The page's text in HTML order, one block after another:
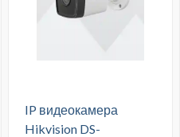
IP видеокамера
Hikvision DS-